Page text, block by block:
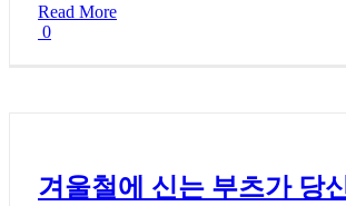
Read More
0
겨울철에 신는 부츠가 당